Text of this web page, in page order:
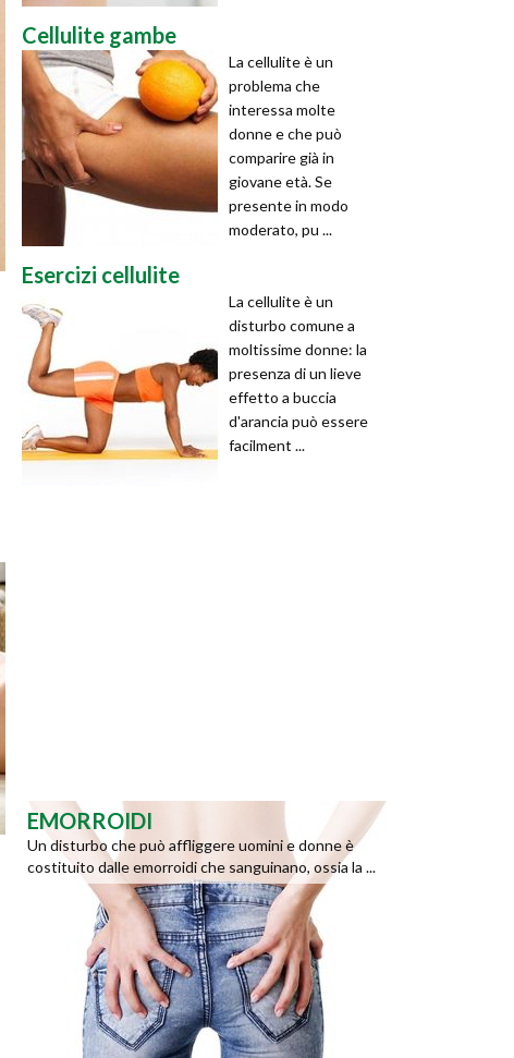
Cellulite gambe
La cellulite è un
problema che
interessa molte
donne e che può
comparire già in
giovane età. Se
presente in modo
moderato, pu ...
Esercizi cellulite
La cellulite è un
disturbo comune a
moltissime donne: la
presenza di un lieve
effetto a buccia
d'arancia può essere
facilment ...
EMORROIDI
Un disturbo che può affliggere uomini e donne è
costituito dalle emorroidi che sanguinano, ossia la ...